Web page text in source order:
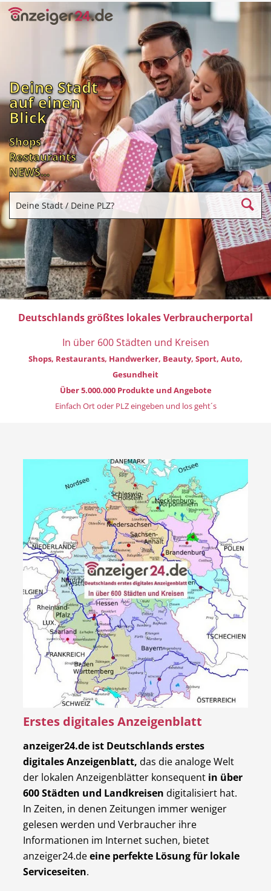
Deine Stadt
auf einen
Blick
Shops
Restaurants
NEWS...
Deutschlands größtes lokales Verbraucherportal
In über 600 Städten und Kreisen
Shops, Restaurants, Handwerker, Beauty, Sport, Auto,
Gesundheit
Über 5.000.000 Produkte und Angebote
Einfach Ort oder PLZ eingeben und los geht´s
Erstes digitales Anzeigenblatt
anzeiger24.de ist Deutschlands erstes
digitales Anzeigenblatt, das die analoge Welt
der lokalen Anzeigenblätter konsequent in über
600 Städten und Landkreisen digitalisiert hat.
In Zeiten, in denen Zeitungen immer weniger
gelesen werden und Verbraucher ihre
Informationen im Internet suchen, bietet
anzeiger24.deeine perfekte Lösung für lokale
Serviceseiten.